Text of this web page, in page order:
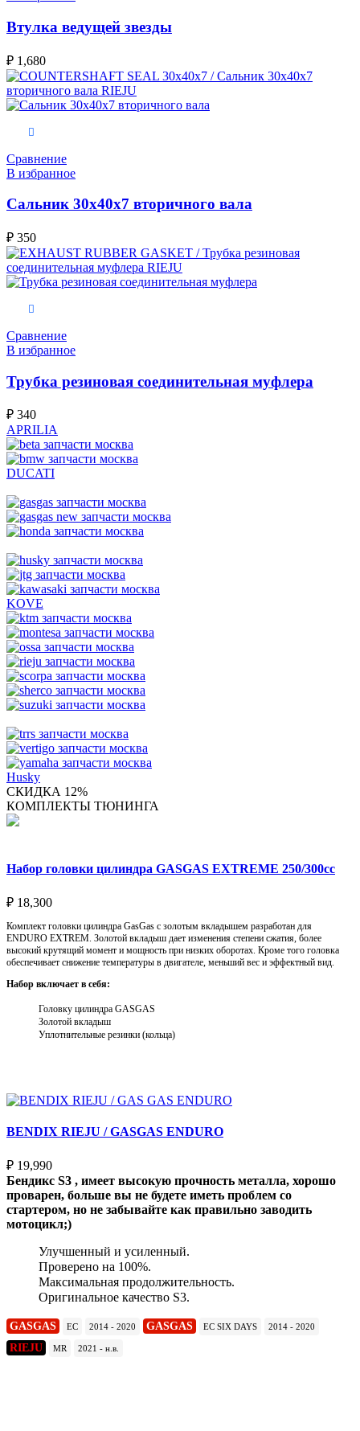
Втулка ведущей звезды
₽ 1,680
Сравнение
В избранное
Сальник 30x40x7 вторичного вала
₽ 350
Сравнение
В избранное
Трубка резиновая соединительная муфлера
₽ 340
APRILIA
DUCATI
KOVE
Husky
СКИДКА 12%
КОМПЛЕКТЫ ТЮНИНГА
Набор головки цилиндра GASGAS EXTREME 250/300cc
₽ 18,300
Комплект головки цилиндра GasGas с золотым вкладышем разработан для
ENDURO EXTREM. Золотой вкладыш дает изменения степени сжатия, более
высокий крутящий момент и мощность при низких оборотах. Кроме того головка
обеспечивает снижение температуры в двигателе, меньший вес и эффектный вид.
Набор включает в себя:
Головку цилиндра GASGAS
Золотой вкладыш
Уплотнительные резинки (кольца)
BENDIX RIEJU / GASGAS ENDURO
₽ 19,990
Бендикс S3 , имеет высокую прочность металла, хорошо
проварен, больше вы не будете иметь проблем со
стартером, но не забывайте как правильно заводить
мотоцикл;)
Улучшенный и усиленный.
Проверено на 100%.
Максимальная продолжительность.
Оригинальное качество S3.
GASGAS EC 2014 - 2020 GASGAS EC SIX DAYS 2014 - 2020
RIEJU MR 2021 - н.в.